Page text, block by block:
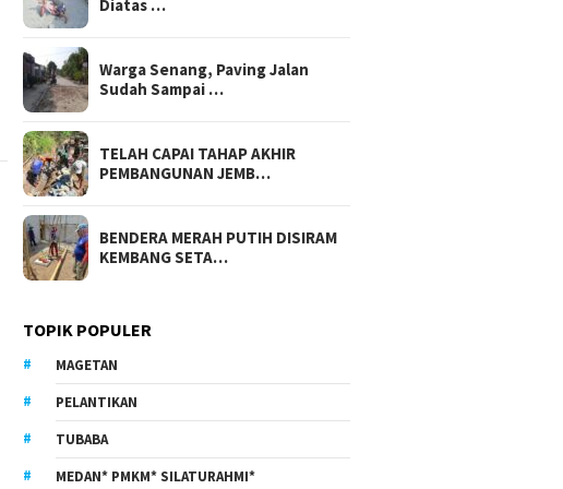
Diatas …
Warga Senang, Paving Jalan
Sudah Sampai …
TELAH CAPAI TAHAP AKHIR
PEMBANGUNAN JEMB…
BENDERA MERAH PUTIH DISIRAM
KEMBANG SETA…
TOPIK POPULER
MAGETAN
PELANTIKAN
TUBABA
MEDAN* PMKM* SILATURAHMI*